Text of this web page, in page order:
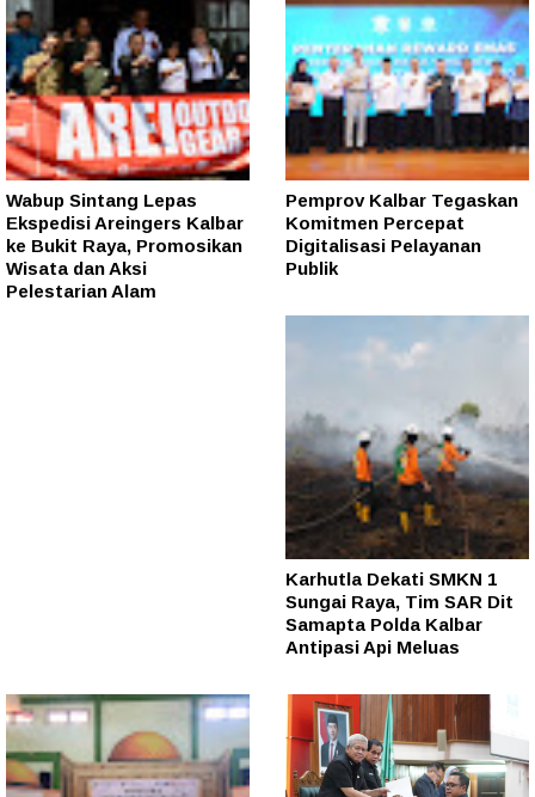
Wabup Sintang Lepas
Ekspedisi Areingers Kalbar
ke Bukit Raya, Promosikan
Wisata dan Aksi
Pelestarian Alam
Pemprov Kalbar Tegaskan
Komitmen Percepat
Digitalisasi Pelayanan
Publik
Karhutla Dekati SMKN 1
Sungai Raya, Tim SAR Dit
Samapta Polda Kalbar
Antipasi Api Meluas